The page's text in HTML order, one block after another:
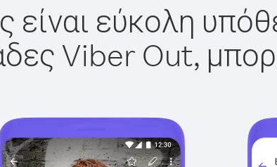
είναι εύκολη
Viber Out,